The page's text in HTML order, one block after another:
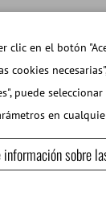
DE
clic en el botón
cookies
puede
en
sobre